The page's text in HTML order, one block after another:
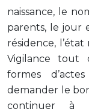
naissance, le
parents, le jour
résidence,
Vigilance tout
formes
demander le
continuer à